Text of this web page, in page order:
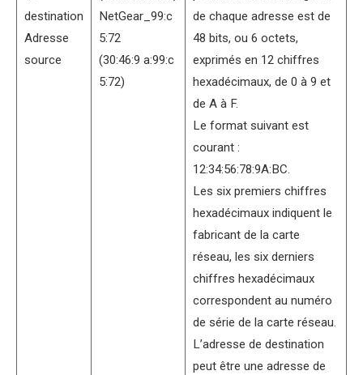
destination
Adresse
source
NetGear_99:c
5:72
(30:46:9 a:99:c
5:72)
de chaque adresse est de
48 bits, ou 6 octets,
exprimés en 12 chiffres
hexadécimaux, de 0 à 9 et
de A à F.
Le format suivant est
courant :
12:34:56:78:9A:BC.
Les six premiers chiffres
hexadécimaux indiquent le
fabricant de la carte
réseau, les six derniers
chiffres hexadécimaux
correspondent au numéro
de série de la carte réseau.
L’adresse de destination
peut être une adresse de